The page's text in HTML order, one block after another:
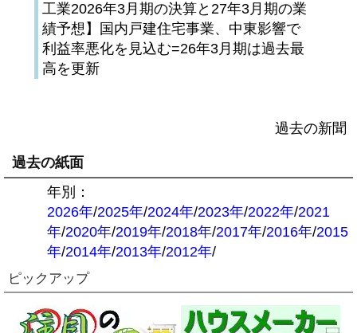
工業2026年3月期の決算と27年3月期の業
績予想】国内戸建住宅事業、中東影響で
利益率悪化を見込む=26年3月期は過去最
高を更新
過去の新聞
過去の紙面
年別：
2026年/2025年/2024年/2023年/2022年/2021
年/2020年/2019年/2018年/2017年/2016年/2015
年/2014年/2013年/2012年/
ピックアップ